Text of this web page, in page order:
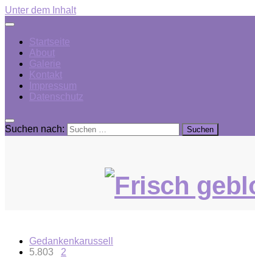
Unter dem Inhalt
Startseite
About
Galerie
Kontakt
Impressum
Datenschutz
Suchen nach:
Gedankenkarussell
5.803 2